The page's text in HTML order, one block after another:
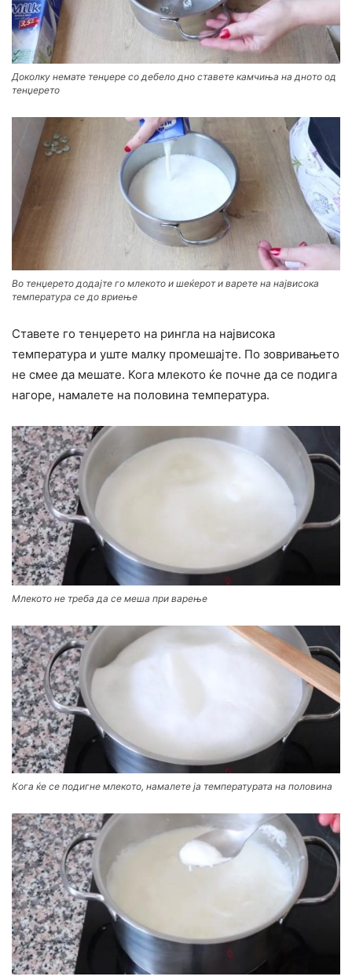
Доколку немате тенџере со дебело дно ставете камчиња на дното од
тенџерето
Во тенџерето додајте го млекото и шеќерот и варете на највисока
температура се до вриење
Ставете го тенџерето на рингла на највисока
температура и уште малку промешајте. По зовривањето
не смее да мешате. Кога млекото ќе почне да се подига
нагоре, намалете на половина температура.
Млекото не треба да се меша при варење
Кога ќе се подигне млекото, намалете ја температурата на половина